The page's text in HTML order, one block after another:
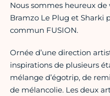
Nous sommes heureux
Bramzo Le Plug et Sharki
commun FUSION.
Ornée d’une direction
inspirations de plusieurs
mélange d’égotrip, de
de mélancolie. Les deux